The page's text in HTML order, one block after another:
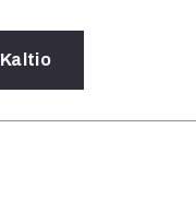
Kaltio